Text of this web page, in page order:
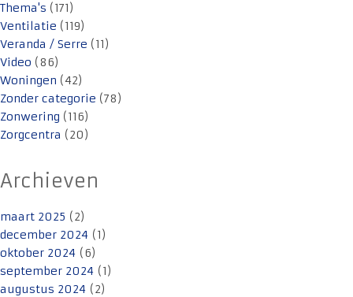
Thema's (171)
Ventilatie (119)
Veranda / Serre (11)
Video (86)
Woningen (42)
Zonder categorie (78)
Zonwering (116)
Zorgcentra (20)
Archieven
maart 2025 (2)
december 2024 (1)
oktober 2024 (6)
september 2024 (1)
augustus 2024 (2)